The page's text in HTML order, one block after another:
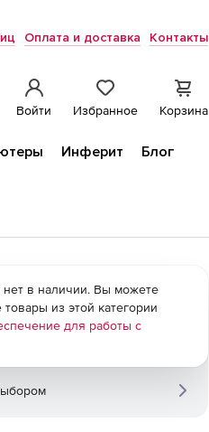
Оплата и доставка Контакты
Войти Избранное Корзина
Инферит
Блог
нет в наличии. Вы можете
из этой категории
для работы с